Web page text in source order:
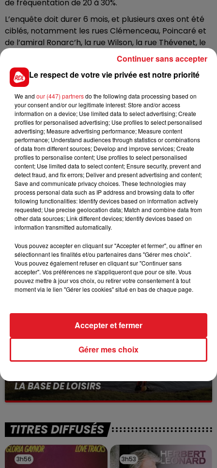
de fréquentation de 20 à 30%.
L’enquête doit durer 6 mois, et plusieurs axes ont été
ciblés, notamment les rues Clémenceau, Poincaré et
de l’amiral Ronarc’h, la rue Wilson, la rue Thévenet, le
quai de la Citadelle, ou encore la rue des Sœurs-
Blanches… Durant cette période de consultation, des
débats vont être organisés, et des groupes de travail
vont voir le jour. Les commerçants, riverains, et
habitants de l’agglomération pourront y participer.
FIL D'ACTUS
15 juillet 2026
BÉTHUNE: ENQUÊTE POUR HOMICIDE
VOLONTAIRE EN COURS, APRÈS LA...
Selon les premiers éléments, le logement servait
à des prostituées
13 juillet 2026
LA BASE DE LOISIRS
La victime a coulé à pic
TITRES DIFFUSÉS
3h56
3h56 3h53
3h53
Le respect de votre vie privée est notre priorité
We and our (447) partnersdo the following data processing based on
your consent and/or our legitimate interest: Store and/or access
information on a device; Use limited data to select advertising; Create
profiles for personalised advertising; Use profiles to select personalised
advertising; Measure advertising performance; Measure content
performance; Understand audiences through statistics or combinations
of data from different sources; Develop and improve services; Create
profiles to personalise content; Use profiles to select personalised
content; Use limited data to select content; Ensure security, prevent and
detect fraud, and fix errors; Deliver and present advertising and content;
Save and communicate privacy choices. These technologies may
process personal data such as IP address and browsing data to offer
following functionalities: Identify devices based on information actively
requested; Use precise geolocation data; Match and combine data from
other data sources; Link different devices; Identify devices based on
information transmitted automatically.
Vous pouvez accepter en cliquant sur "Accepter et fermer", ou affiner en
sélectionnant les finalités et/ou partenaires dans "Gérer mes choix".
Vous pouvez également refuser en cliquant sur "Continuer sans
accepter". Vos préférences ne s'appliqueront que pour ce site. Vous
pouvez mettre à jour vos choix, ou retirer votre consentement à tout
moment via le lien "Gérer les cookies" situé en bas de chaque page.
Gérer mes choix
Accepter et fermer
Continuer sans accepter